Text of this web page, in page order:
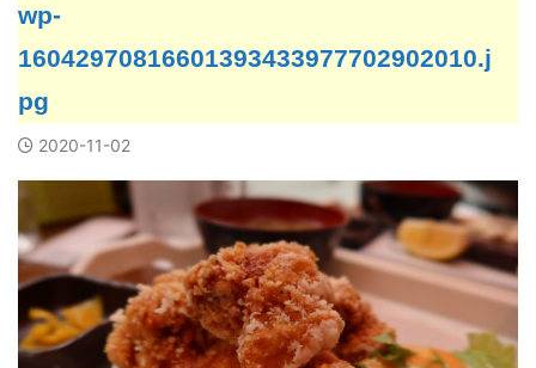
wp-
16042970816601393433977702902010.j
pg
2020-11-02